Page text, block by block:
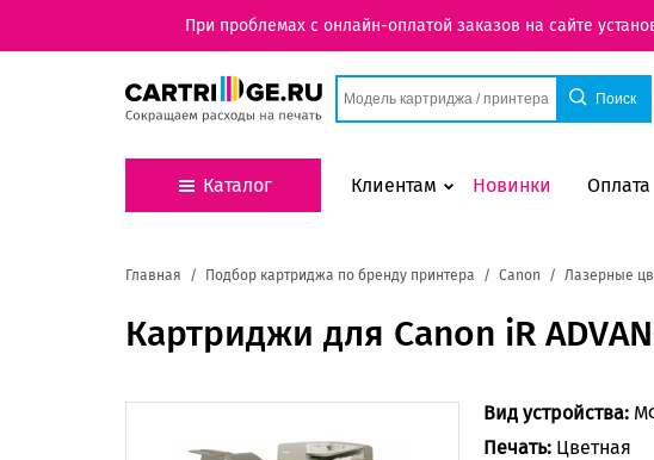
При проблемах с онлайн-оплатой заказов на сайте
Каталог Клиентам Новинки Оплата
Главная Подбор картриджа по бренду принтера Canon Лазерные
Картриджи для Canon iR
Вид устройства:
Печать: Цветная